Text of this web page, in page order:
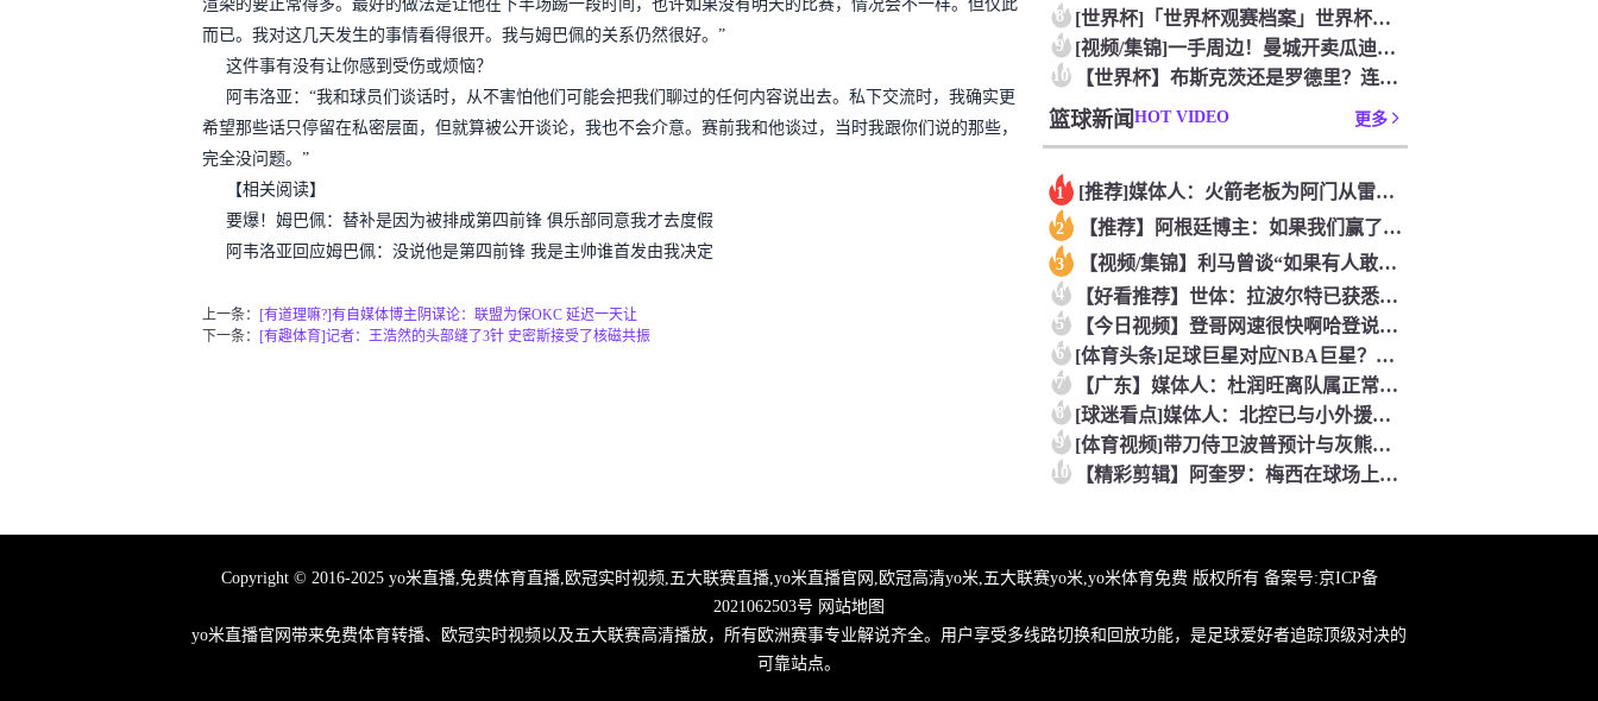
渲染的要正常得多。最好的做法是让他在下半场踢一段时间，也许如果没有明天的比赛，情况会不一样。但仅此
而已。我对这几天发生的事情看得很开。我与姆巴佩的关系仍然很好。”
这件事有没有让你感到受伤或烦恼？
阿韦洛亚：“我和球员们谈话时，从不害怕他们可能会把我们聊过的任何内容说出去。私下交流时，我确实更
希望那些话只停留在私密层面，但就算被公开谈论，我也不会介意。赛前我和他谈过，当时我跟你们说的那些，
完全没问题。”
【相关阅读】
要爆！姆巴佩：替补是因为被排成第四前锋 俱乐部同意我才去度假
阿韦洛亚回应姆巴佩：没说他是第四前锋 我是主帅谁首发由我决定
上一条： [有道理嘛?]有自媒体博主阴谋论：联盟为保OKC 延迟一天让
下一条： [有趣体育]记者：王浩然的头部缝了3针 史密斯接受了核磁共振
8 [世界杯]「世界杯观赛档案」世界杯结束了，但你熬过的每一个夜
9 [视频/集锦]一手周边！曼城开卖瓜迪奥拉办公室用品！
10 【世界杯】布斯克茨还是罗德里？连线博斯克：大师的选择会是谁？
篮球新闻 HOT VIDEO 更多
1 [推荐]媒体人：火箭老板为阿门从雷霆挖来投篮专家 这次真是慷
2 【推荐】阿根廷博主：如果我们赢了西班牙，对手说故意放水，我们
3 【视频/集锦】利马曾谈“如果有人敢碰梅西，会发生什么”：这种
4 【好看推荐】世体：拉波尔特已获悉巴萨的兴趣，表示一切交由毕巴
5 【今日视频】登哥网速很快啊哈登说中文：OMG~你吓到我了~
6 [体育头条]足球巨星对应NBA巨星？东契奇：C罗对应勒布朗，
7 【广东】媒体人：杜润旺离队属正常换血 放其他队早会让他兼助教
8 [球迷看点]媒体人：北控已与小外援格兰特·里勒完成续约 大外
9 [体育视频]带刀侍卫波普预计与灰熊买断，表态想追随老詹去到新
10 【精彩剪辑】阿奎罗：梅西在球场上是个爱情动作片巨星，把所有人
Copyright © 2016-2025 yo米直播,免费体育直播,欧冠实时视频,五大联赛直播,yo米直播官网,欧冠高清yo米,五大联赛yo米,yo米体育免费 版权所有 备案号:京ICP备
2021062503号 网站地图
yo米直播官网带来免费体育转播、欧冠实时视频以及五大联赛高清播放，所有欧洲赛事专业解说齐全。用户享受多线路切换和回放功能，是足球爱好者追踪顶级对决的
可靠站点。